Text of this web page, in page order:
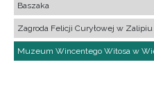
Baszaka
Zagroda Felicji Curyłowej w Zalipiu
Muzeum Wincentego Witosa w